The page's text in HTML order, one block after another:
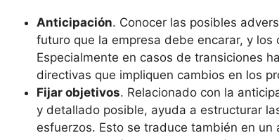
Anticipación. Conocer las posibles
futuro que la empresa debe encarar, y los
Especialmente en casos de transiciones
directivas que impliquen cambios en los
Fijar objetivos. Relacionado con la
y detallado posible, ayuda a estructurar
esfuerzos. Esto se traduce también en